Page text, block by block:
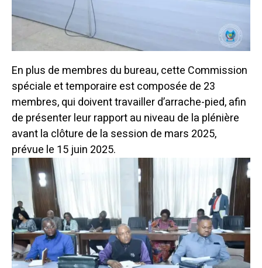
En plus de membres du bureau, cette Commission
spéciale et temporaire est composée de 23
membres, qui doivent travailler d’arrache-pied, afin
de présenter leur rapport au niveau de la plénière
avant la clôture de la session de mars 2025,
prévue le 15 juin 2025.